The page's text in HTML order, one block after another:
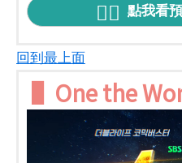
點我看
回到最上面
▌One the